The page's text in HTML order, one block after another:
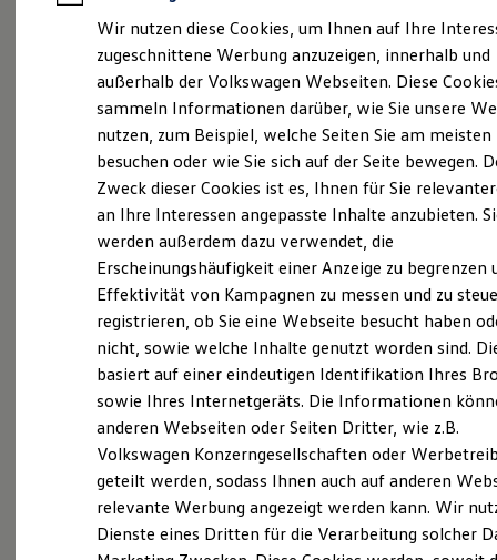
Elektroautos
ID. Tutorials
Elektrofahrzeugkonzepte
Reichweite
Reichweite der ID. Modelle
Reichweite im Winter
Laden
Laden unterwegs
Laden Zuhause
Ladezeitensimulator
Batterie
Sicherheit
Garantie und Lebensdauer
Nachhaltigkeit
Technologie
Kosten und Kauf
Verbrauchskosten
Kaufoptionen
E-Auto-Förderung
Software und Konnektivität
Die ID. Software 6
ID. Software Versionen und Updates
Digitale Extras
Schnittstellen zu Ihrem ID.
Probefahrt vereinbaren
Fahrzeugangebot anfordern
Servicetermin buchen
Serviceanfrage stellen
Wir nutzen diese Cookies, um Ihnen auf Ihre
zugeschnittene Werbung anzuzeigen, innerhalb und
außerhalb der Volkswagen Webseiten. Diese
sammeln Informationen darüber, wie Sie unsere
nutzen, zum Beispiel, welche Seiten Sie am meisten
besuchen oder wie Sie sich auf der Seite bewegen.
Zweck dieser Cookies ist es, Ihnen für Sie
an Ihre Interessen angepasste Inhalte anzubieten.
werden außerdem dazu verwendet, die
Erscheinungshäufigkeit einer Anzeige zu begrenzen
Effektivität von Kampagnen zu messen und zu
registrieren, ob Sie eine Webseite besucht haben
nicht, sowie welche Inhalte genutzt worden sind.
basiert auf einer eindeutigen Identifikation Ihres
sowie Ihres Internetgeräts. Die Informationen
anderen Webseiten oder Seiten Dritter, wie z.B.
Volkswagen Konzerngesellschaften oder
geteilt werden, sodass Ihnen auch auf anderen
relevante Werbung angezeigt werden kann. Wir
Dienste eines Dritten für die Verarbeitung solcher